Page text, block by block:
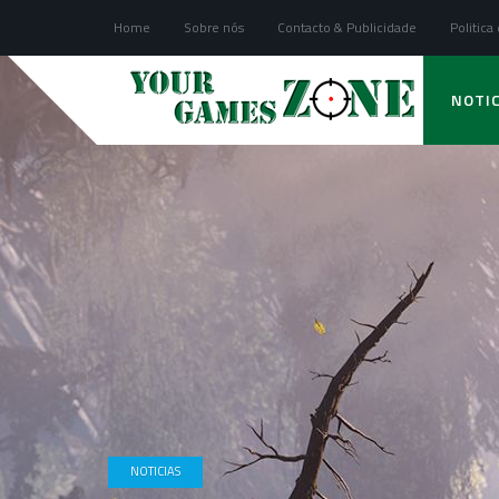
Home Sobre nós Contacto & Publicidade Politica
NOTICIAS